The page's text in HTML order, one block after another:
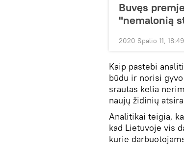
Buvęs
"nemalonią
2020 Spalio 11, 18:49
Kaip pastebi
būdu ir norisi
srautas kelia
naujų židinių
Analitikai teigia,
kad Lietuvoje vis
kurie